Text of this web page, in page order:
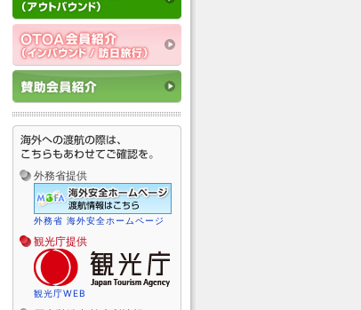
外務省提供
外務省 海外安全ホームページ
観光庁提供
観光庁WEB